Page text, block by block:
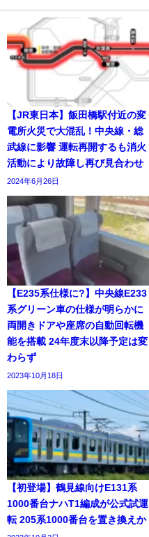
【JR東日本】飯田橋駅付近の変
電所火災で大混乱！中央線・総
武線に影響 運転再開するも消火
活動により故障し再び見合わせ
2024年6月26日
【E235系仕様に?】中央線E233
系グリーン車の仕様が明らかに
両開きドアや座席の自動回転機
能を搭載 24年度末以降予定は変
わらず
2023年10月18日
【初登場】鶴見線向けE131系
1000番台ナハT1編成が公式試運
転 205系1000番台を置き換えか